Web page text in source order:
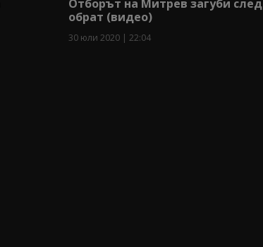
Отборът на Митрев загуби след
обрат (видео)
30 юли 2020 | 22:04